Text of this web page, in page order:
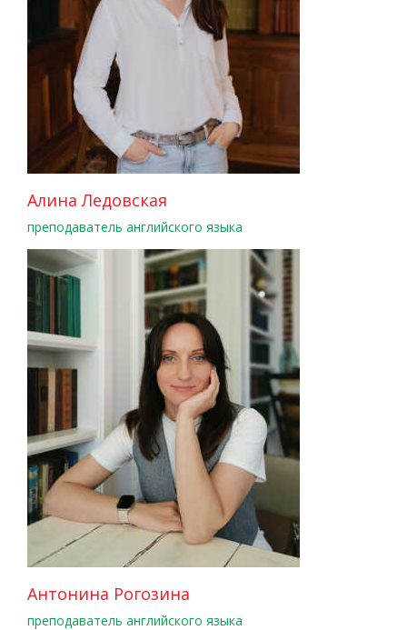
Алина Ледовская
преподаватель английского языка
Антонина Рогозина
преподаватель английского языка